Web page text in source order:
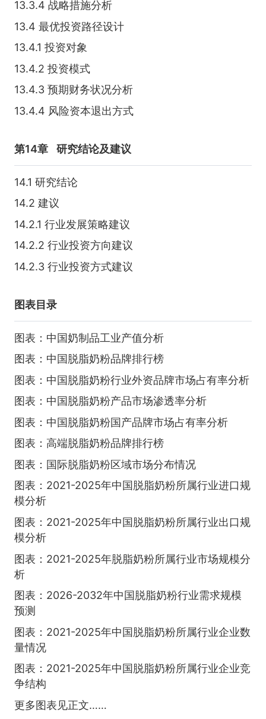
13.3.4 战略措施分析
13.4 最优投资路径设计
13.4.1 投资对象
13.4.2 投资模式
13.4.3 预期财务状况分析
13.4.4 风险资本退出方式
第14章 研究结论及建议
14.1 研究结论
14.2 建议
14.2.1 行业发展策略建议
14.2.2 行业投资方向建议
14.2.3 行业投资方式建议
图表目录
图表：中国奶制品工业产值分析
图表：中国脱脂奶粉品牌排行榜
图表：中国脱脂奶粉行业外资品牌市场占有率分析
图表：中国脱脂奶粉产品市场渗透率分析
图表：中国脱脂奶粉国产品牌市场占有率分析
图表：高端脱脂奶粉品牌排行榜
图表：国际脱脂奶粉区域市场分布情况
图表：2021-2025年中国脱脂奶粉所属行业进口规
模分析
图表：2021-2025年中国脱脂奶粉所属行业出口规
模分析
图表：2021-2025年脱脂奶粉所属行业市场规模分
析
图表：2026-2032年中国脱脂奶粉行业需求规模
预测
图表：2021-2025年中国脱脂奶粉所属行业企业数
量情况
图表：2021-2025年中国脱脂奶粉所属行业企业竞
争结构
更多图表见正文……